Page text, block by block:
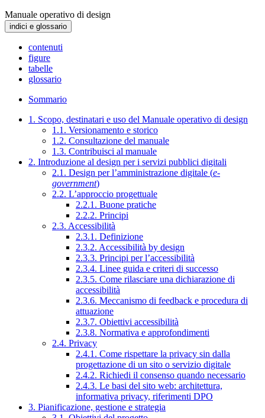
Manuale operativo di design
indici e glossario
contenuti
figure
tabelle
glossario
Sommario
1. Scopo, destinatari e uso del Manuale operativo di design
1.1. Versionamento e storico
1.2. Consultazione del manuale
1.3. Contribuisci al manuale
2. Introduzione al design per i servizi pubblici digitali
2.1. Design per l’amministrazione digitale (e-
government)
2.2. L’approccio progettuale
2.2.1. Buone pratiche
2.2.2. Principi
2.3. Accessibilità
2.3.1. Definizione
2.3.2. Accessibilità by design
2.3.3. Principi per l’accessibilità
2.3.4. Linee guida e criteri di successo
2.3.5. Come rilasciare una dichiarazione di
accessibilità
2.3.6. Meccanismo di feedback e procedura di
attuazione
2.3.7. Obiettivi accessibilità
2.3.8. Normativa e approfondimenti
2.4. Privacy
2.4.1. Come rispettare la privacy sin dalla
progettazione di un sito o servizio digitale
2.4.2. Richiedi il consenso quando necessario
2.4.3. Le basi del sito web: architettura,
informativa privacy, riferimenti DPO
3. Pianificazione, gestione e strategia